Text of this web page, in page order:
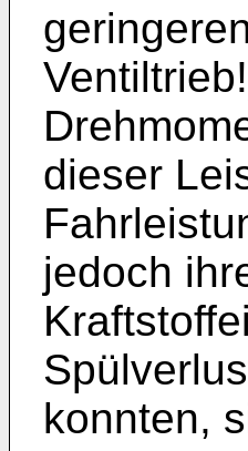
dieser
jedoch
konnten,